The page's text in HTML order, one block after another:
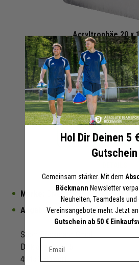
Acryltrophäe 20 x
Zum
Anfang
der
Bildergalerie
springen
54,50 €
Online-Preise können von den
Artikel merken
In den
derzeit nicht verfügbar
Marke:
Diverse
Angaben zur Produktsicherheit:
Sport Böckmann GmbH
Dinklager Str. 15
49451 Holdorf
Hol Dir Deinen 5
Gutschein
Gemeinsam stärker. Mit dem
Böckmann Newsletter
Neuheiten, Teamdeals
Vereinsangebote mehr. Jetzt
Gutschein ab 50 €